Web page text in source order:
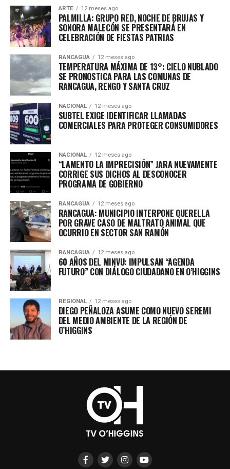
ARTE 12 meses ago
PALMILLA: GRUPO RED, NOCHE DE BRUJAS Y
SONORA MALECÓN SE PRESENTARÁ EN
CELEBRACIÓN DE FIESTAS PATRIAS
RANCAGUA 12 meses ago
TEMPERATURA MÁXIMA DE 13°: CIELO NUBLADO
SE PRONOSTICA PARA LAS COMUNAS DE
RANCAGUA, RENGO Y SANTA CRUZ
NACIONAL 12 meses ago
SUBTEL EXIGE IDENTIFICAR LLAMADAS
COMERCIALES PARA PROTEGER CONSUMIDORES
NACIONAL 12 meses ago
“LAMENTO LA IMPRECISIÓN” JARA NUEVAMENTE
CORRIGE SUS DICHOS AL DESCONOCER
PROGRAMA DE GOBIERNO
RANCAGUA 12 meses ago
RANCAGUA: MUNICIPIO INTERPONE QUERELLA
POR GRAVE CASO DE MALTRATO ANIMAL QUE
OCURRIO EN SECTOR SAN RAMÓN
RANCAGUA 12 meses ago
60 AÑOS DEL MINVU: IMPULSAN “AGENDA
FUTURO” CON DIÁLOGO CIUDADANO EN O’HIGGINS
REGIONAL 12 meses ago
DIEGO PEÑALOZA ASUME COMO NUEVO SEREMI
DEL MEDIO AMBIENTE DE LA REGIÓN DE
O’HIGGINS